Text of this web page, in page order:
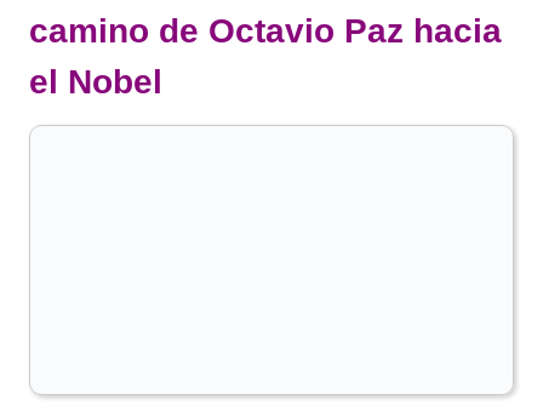
camino de Octavio Paz hacia
el Nobel